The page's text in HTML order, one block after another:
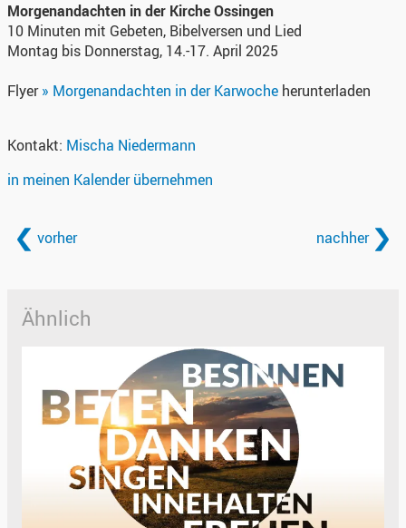
Morgenandachten in der Kirche Ossingen
10 Minuten mit Gebeten, Bibelversen und Lied
Montag bis Donnerstag, 14.-17. April 2025
Flyer» Morgenandachten in der Karwoche herunterladen
Kontakt: Mischa Niedermann
in meinen Kalender übernehmen
vorher nachher
Ähnlich